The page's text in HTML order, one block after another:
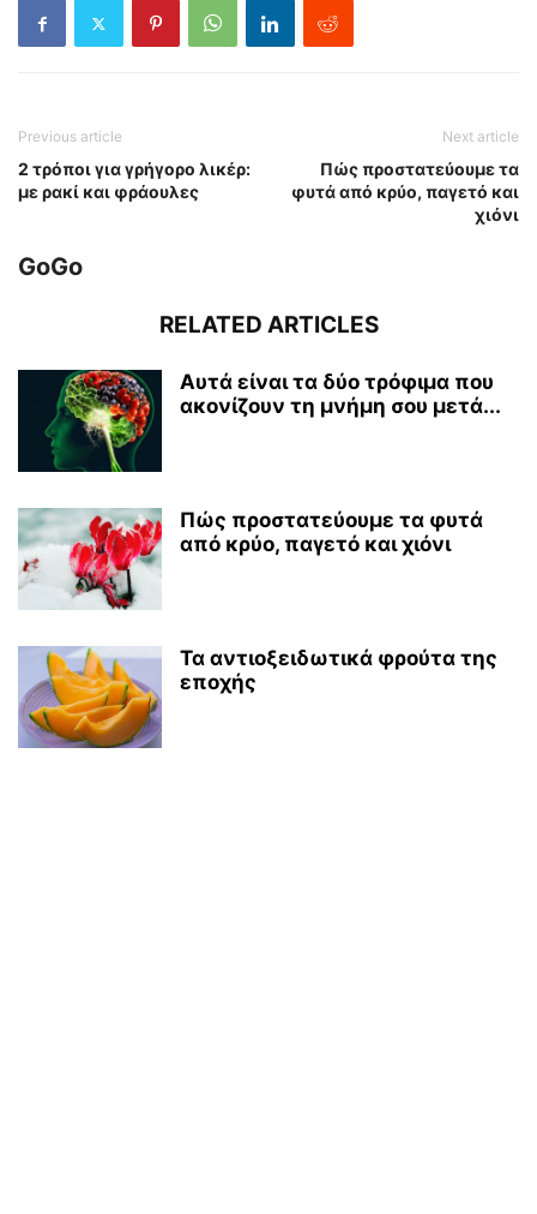
Previous article
2 τρόποι για γρήγορο λικέρ:
με ρακί και φράουλες
Next article
Πώς προστατεύουμε τα
φυτά από κρύο, παγετό και
χιόνι
GoGo
RELATED ARTICLES
Αυτά είναι τα δύο τρόφιμα που
ακονίζουν τη μνήμη σου μετά...
Πώς προστατεύουμε τα φυτά
από κρύο, παγετό και χιόνι
Τα αντιοξειδωτικά φρούτα της
εποχής